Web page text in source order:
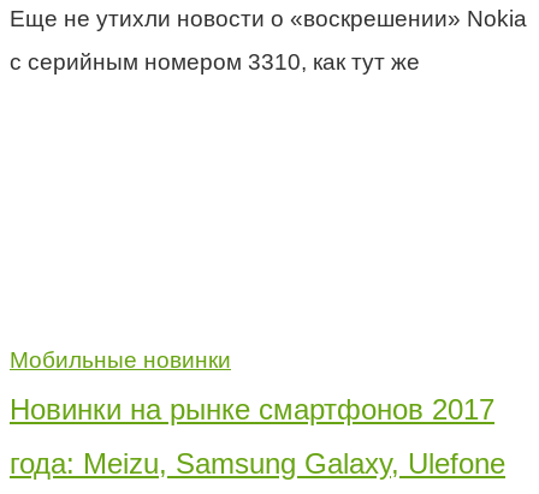
Еще не утихли новости о «воскрешении» Nokia
с серийным номером 3310, как тут же
Мобильные новинки
Новинки на рынке смартфонов 2017
года: Meizu, Samsung Galaxy, Ulefone